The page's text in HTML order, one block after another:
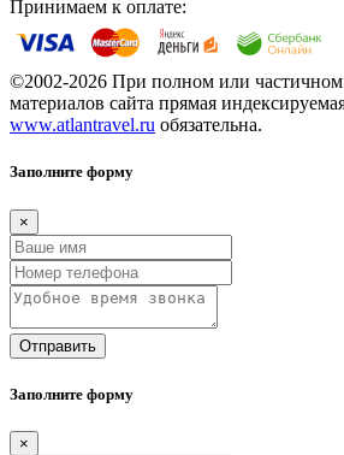
Принимаем к оплате:
©2002-2026 При полном или частичном
материалов сайта прямая
www.atlantravel.ru обязательна.
Заполните форму
×
Отправить
Заполните форму
×